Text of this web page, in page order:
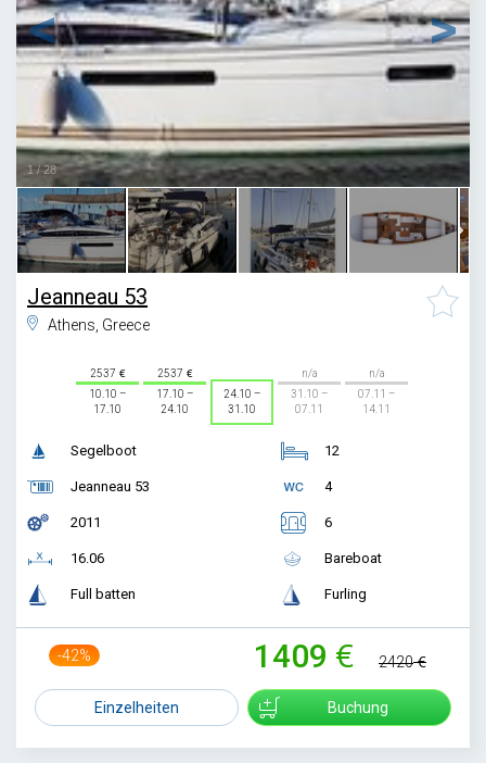
1/28
Jeanneau 53
Athens, Greece
2537
10.10 –
17.10
2537
17.10 –
24.10
24.10 –
31.10
n/a
31.10 –
07.11
n/a
07.11 –
14.11
Segelboot
Jeanneau 53
2011
16.06
Full batten
12
4
6
Bareboat
Furling
-42% 1409 2420
Einzelheiten Buchung